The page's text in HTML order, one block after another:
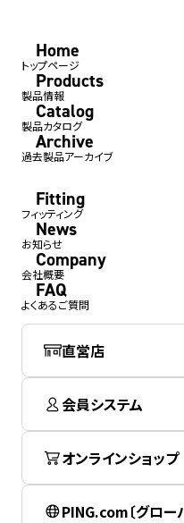
Home
トップページ
Products
製品情報
Catalog
製品カタログ
Archive
過去製品アーカイブ
Fitting
フィッティング
News
お知らせ
Company
会社概要
FAQ
よくあるご質問
直営店
会員システム
オンラインショップ
PING.com〔グロー